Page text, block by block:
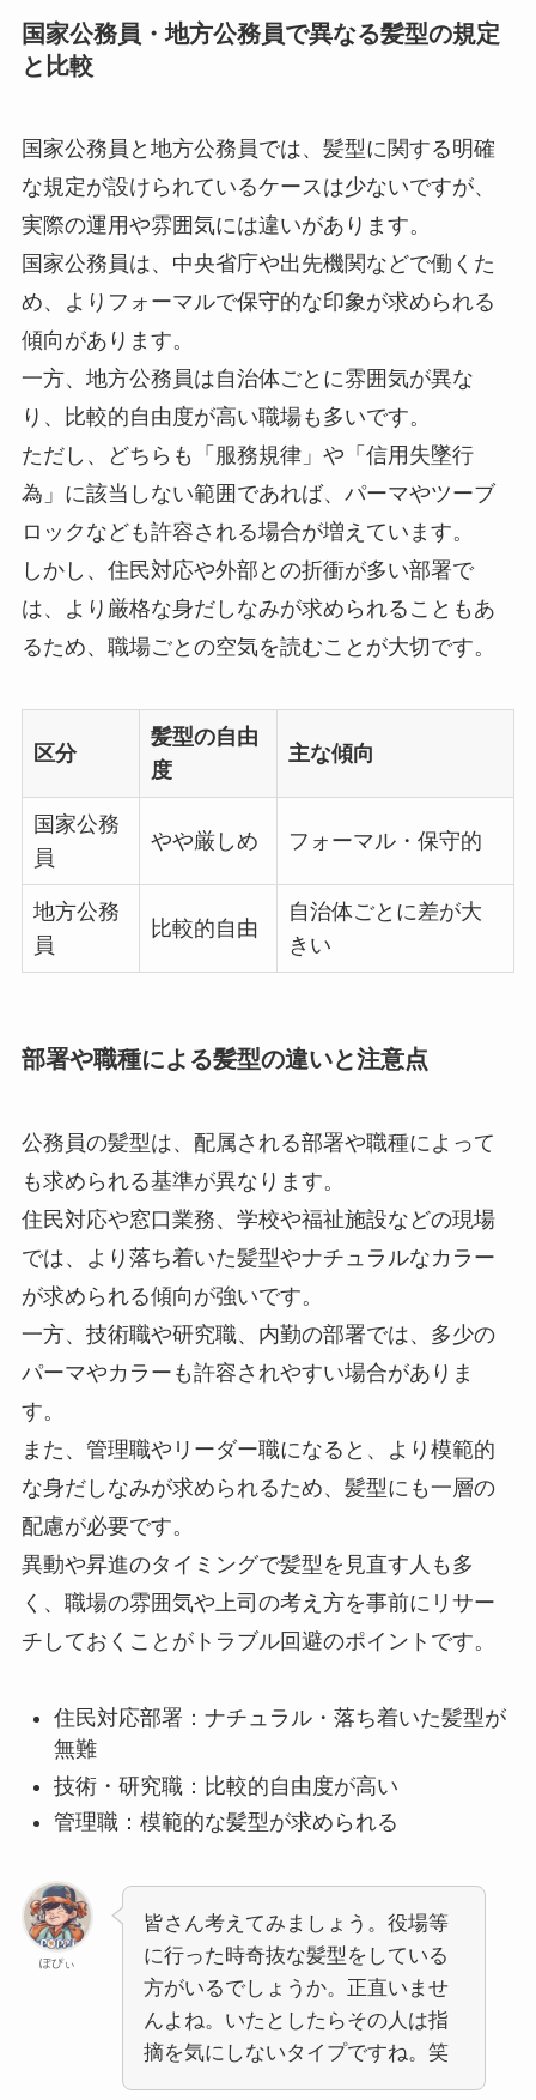
国家公務員・地方公務員で異なる髪型の規定
と比較
国家公務員と地方公務員では、髪型に関する明確
な規定が設けられているケースは少ないですが、
実際の運用や雰囲気には違いがあります。
国家公務員は、中央省庁や出先機関などで働くた
め、よりフォーマルで保守的な印象が求められる
傾向があります。
一方、地方公務員は自治体ごとに雰囲気が異な
り、比較的自由度が高い職場も多いです。
ただし、どちらも「服務規律」や「信用失墜行
為」に該当しない範囲であれば、パーマやツーブ
ロックなども許容される場合が増えています。
しかし、住民対応や外部との折衝が多い部署で
は、より厳格な身だしなみが求められることもあ
るため、職場ごとの空気を読むことが大切です。
区分
髪型の自由
度
主な傾向
国家公務
員
やや厳しめ フォーマル・保守的
地方公務
員
比較的自由
自治体ごとに差が大
きい
部署や職種による髪型の違いと注意点
公務員の髪型は、配属される部署や職種によって
も求められる基準が異なります。
住民対応や窓口業務、学校や福祉施設などの現場
では、より落ち着いた髪型やナチュラルなカラー
が求められる傾向が強いです。
一方、技術職や研究職、内勤の部署では、多少の
パーマやカラーも許容されやすい場合がありま
す。
また、管理職やリーダー職になると、より模範的
な身だしなみが求められるため、髪型にも一層の
配慮が必要です。
異動や昇進のタイミングで髪型を見直す人も多
く、職場の雰囲気や上司の考え方を事前にリサー
チしておくことがトラブル回避のポイントです。
住民対応部署：ナチュラル・落ち着いた髪型が
無難
技術・研究職：比較的自由度が高い
管理職：模範的な髪型が求められる
ぽぴぃ
皆さん考えてみましょう。役場等
に行った時奇抜な髪型をしている
方がいるでしょうか。正直いませ
んよね。いたとしたらその人は指
摘を気にしないタイプですね。笑